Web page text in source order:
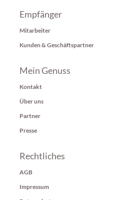
Empfänger
Mitarbeiter
Kunden & Geschäftspartner
Mein Genuss
Kontakt
Über uns
Partner
Presse
Rechtliches
AGB
Impressum